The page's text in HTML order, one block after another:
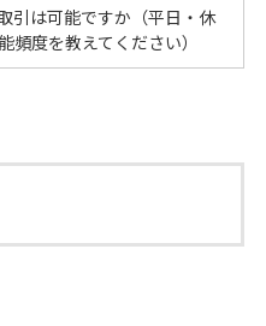
引は可能ですか（平日・休
頻度を教えてください）